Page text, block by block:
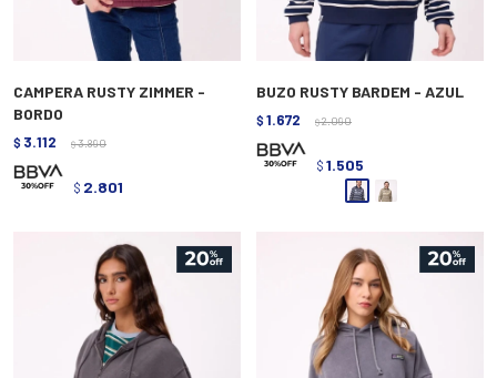
CAMPERA RUSTY ZIMMER -
BORDO
$ 3.112 $ 3.890
$ 2.801
BUZO RUSTY BARDEM - AZUL
$ 1.672 $ 2.090
$ 1.505